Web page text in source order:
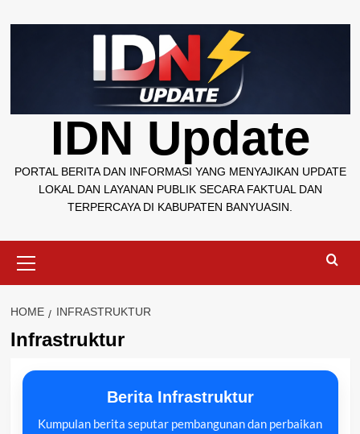
to
IDN Update
PORTAL BERITA DAN INFORMASI YANG MENYAJIKAN UPDATE
LOKAL DAN LAYANAN PUBLIK SECARA FAKTUAL DAN
TERPERCAYA DI KABUPATEN BANYUASIN.
Menu
HOME INFRASTRUKTUR
Infrastruktur
Berita Infrastruktur
Kumpulan berita seputar pembangunan dan perbaikan